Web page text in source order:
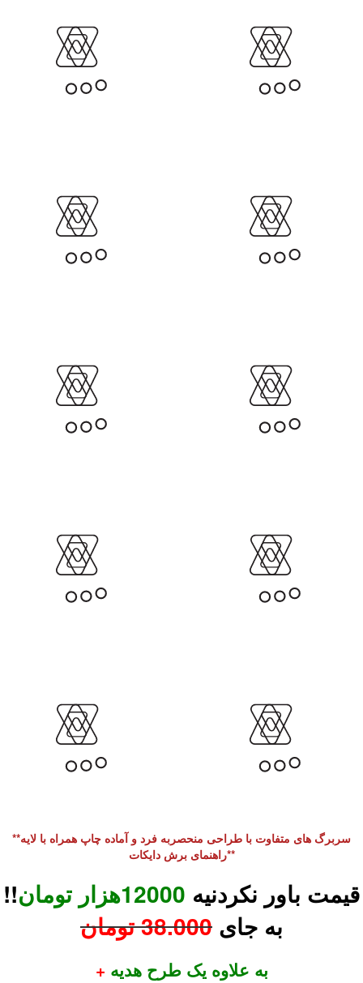
**سربرگ های متفاوت با طراحی منحصربه فرد و آماده چاپ همراه با لایه
راهنمای برش دایکات**
قیمت باور نکردنیه 12000هزار تومان
!!
به جای 38.000 تومان
+ به علاوه یک طرح هدیه